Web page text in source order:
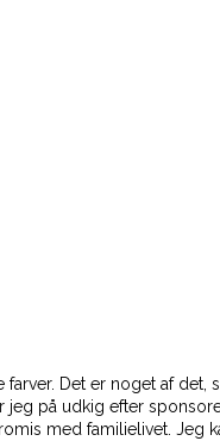
Det er noget af
på udkig efter
med familielivet. Jeg